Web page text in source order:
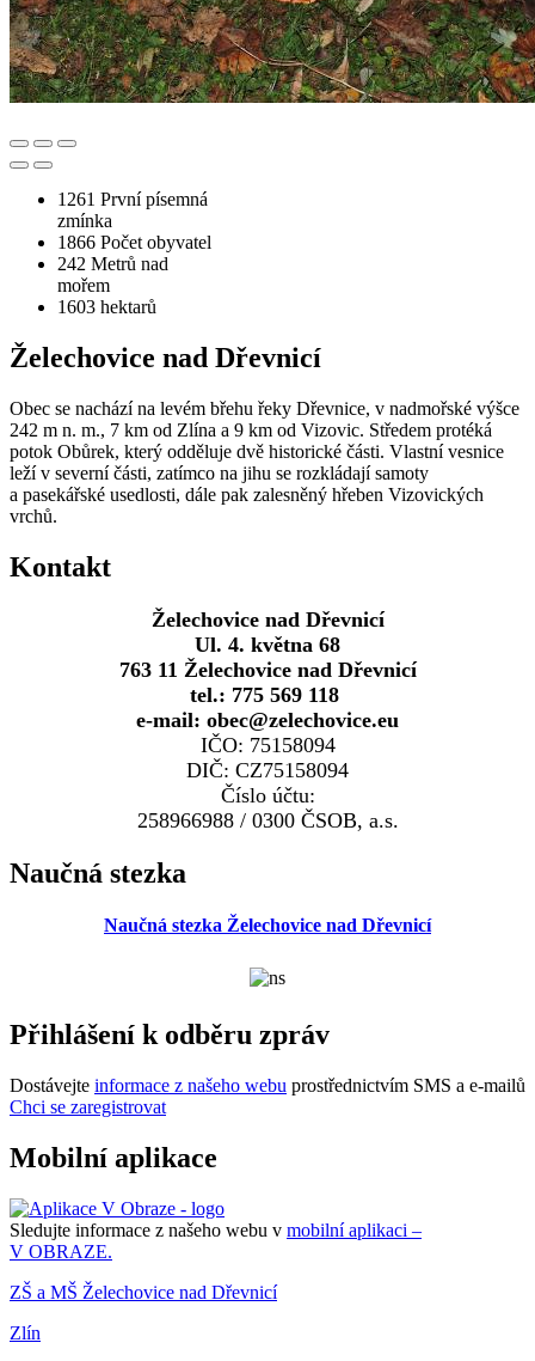
1261 První písemná
zmínka
1866 Počet obyvatel
242 Metrů nad
mořem
1603 hektarů
Želechovice nad Dřevnicí
Obec se nachází na levém břehu řeky Dřevnice, v nadmořské výšce
242 m n. m., 7 km od Zlína a 9 km od Vizovic. Středem protéká
potok Obůrek, který odděluje dvě historické části. Vlastní vesnice
leží v severní části, zatímco na jihu se rozkládají samoty
a pasekářské usedlosti, dále pak zalesněný hřeben Vizovických
vrchů.
Kontakt
Želechovice nad Dřevnicí
Ul. 4. května 68
763 11 Želechovice nad Dřevnicí
tel.: 775 569 118
e-mail: obec@zelechovice.eu
IČO: 75158094
DIČ: CZ75158094
Číslo účtu:
258966988 / 0300 ČSOB, a.s.
Naučná stezka
Naučná stezka Želechovice nad Dřevnicí
Přihlášení k odběru zpráv
Dostávejte informace z našeho webu prostřednictvím SMS a e-mailů
Chci se zaregistrovat
Mobilní aplikace
Sledujte informace z našeho webu v mobilní aplikaci –
V OBRAZE.
ZŠ a MŠ Želechovice nad Dřevnicí
Zlín